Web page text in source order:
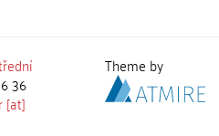
36
[at]
Theme by